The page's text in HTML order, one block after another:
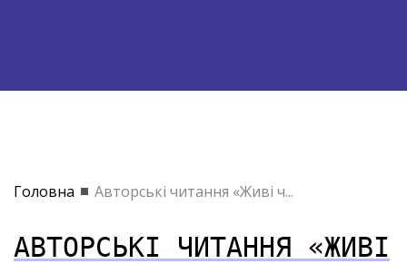
Головна Авторські читання «Живі ч...
АВТОРСЬКІ ЧИТАННЯ «ЖИВІ